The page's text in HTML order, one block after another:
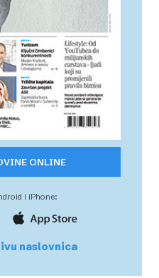
ONLINE
i iPhone:
naslovnica